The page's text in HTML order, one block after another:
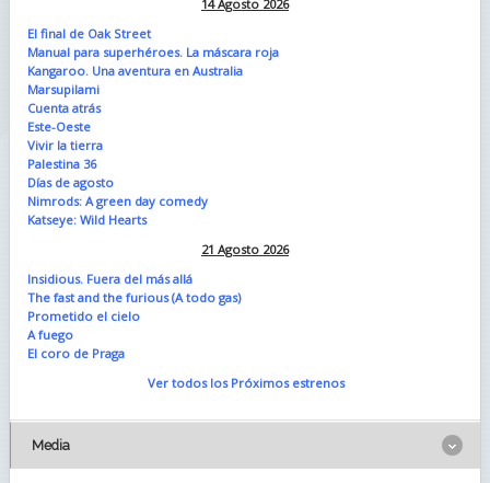
14 Agosto 2026
El final de Oak Street
Manual para superhéroes. La máscara roja
Kangaroo. Una aventura en Australia
Marsupilami
Cuenta atrás
Este-Oeste
Vivir la tierra
Palestina 36
Días de agosto
Nimrods: A green day comedy
Katseye: Wild Hearts
21 Agosto 2026
Insidious. Fuera del más allá
The fast and the furious (A todo gas)
Prometido el cielo
A fuego
El coro de Praga
Ver todos los Próximos estrenos
Media